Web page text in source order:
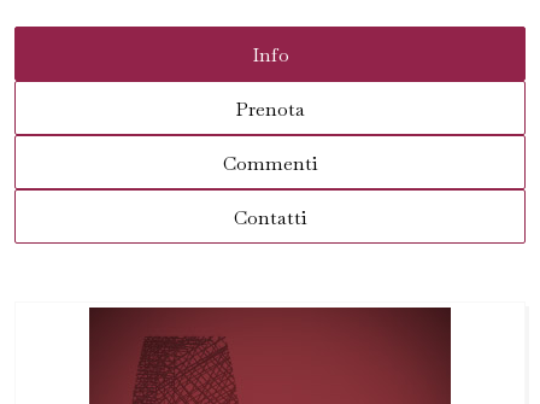
Info
Prenota
Commenti
Contatti